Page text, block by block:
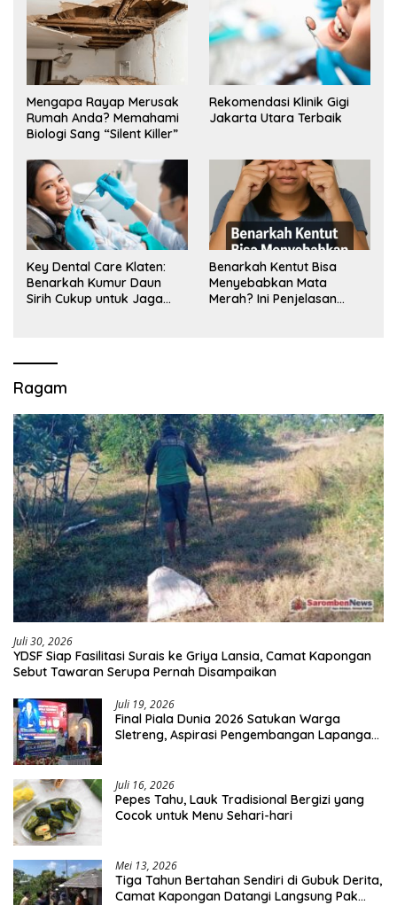
Mengapa Rayap Merusak
Rumah Anda? Memahami
Biologi Sang “Silent Killer”
Rekomendasi Klinik Gigi
Jakarta Utara Terbaik
Key Dental Care Klaten:
Benarkah Kumur Daun
Sirih Cukup untuk Jaga
Benarkah Kentut Bisa
Menyebabkan Mata
Merah? Ini Penjelasan
Ragam
Juli 30, 2026
YDSF Siap Fasilitasi Surais ke Griya Lansia, Camat Kapongan
Sebut Tawaran Serupa Pernah Disampaikan
Juli 19, 2026
Final Piala Dunia 2026 Satukan Warga
Sletreng, Aspirasi Pengembangan Lapangan
Juli 16, 2026
Pepes Tahu, Lauk Tradisional Bergizi yang
Cocok untuk Menu Sehari-hari
Mei 13, 2026
Tiga Tahun Bertahan Sendiri di Gubuk Derita,
Camat Kapongan Datangi Langsung Pak